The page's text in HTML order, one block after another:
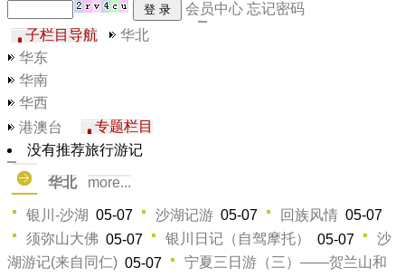
会员中心 忘记密码
子栏目导航
华北
华东
华南
华西
港澳台
专题栏目
没有推荐旅行游记
华北 more...
银川-沙湖 05-07 沙湖记游 05-07 回族风情 05-07
须弥山大佛 05-07 银川日记（自驾摩托） 05-07
沙
湖游记(来自同仁) 05-07
宁夏三日游（三）——贺兰山和